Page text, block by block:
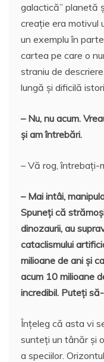
galactică” planetă
creație era motivul
un exemplu în
cartea pe care o
straniu de
lungă și dificilă
– Nu, nu acum.
și am întrebări.
– Vă rog, întrebați-
– Mai intâi,
Spuneți că
dinozaurii, au
cataclismului
milioane de ani și
acum 10 milioane
incredibil. Puteți
Înțeleg că asta vi
sunteți un tânăr și
a speciilor.